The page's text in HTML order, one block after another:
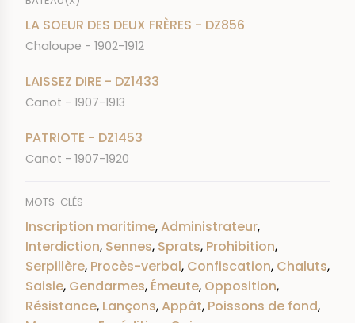
LA SOEUR DES DEUX FRÈRES - DZ856
Chaloupe - 1902-1912
LAISSEZ DIRE - DZ1433
Canot - 1907-1913
PATRIOTE - DZ1453
Canot - 1907-1920
MOTS-CLÉS
Inscription maritime,Administrateur,
Interdiction, Sennes, Sprats, Prohibition,
Serpillère, Procès-verbal, Confiscation, Chaluts,
Saisie, Gendarmes, Émeute, Opposition,
Résistance, Lançons,Appât, Poissons de fond,